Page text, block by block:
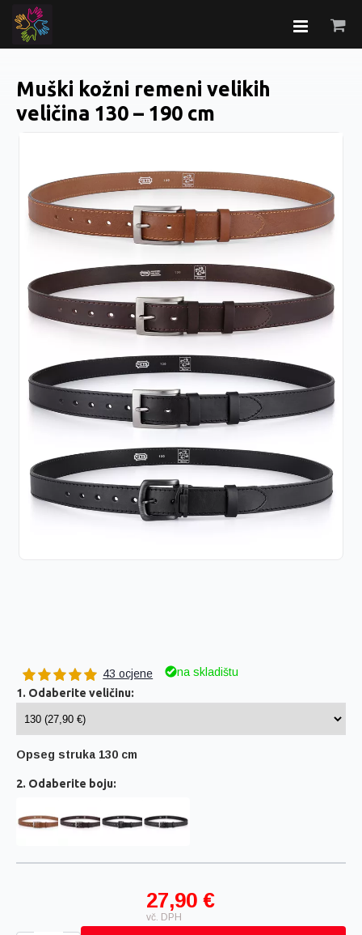
Muški kožni remeni velikih
veličina 130 – 190 cm
43 ocjene
na skladištu
1. Odaberite veličinu:
Opseg struka 130 cm
2. Odaberite boju:
27,90 €
vč. DPH